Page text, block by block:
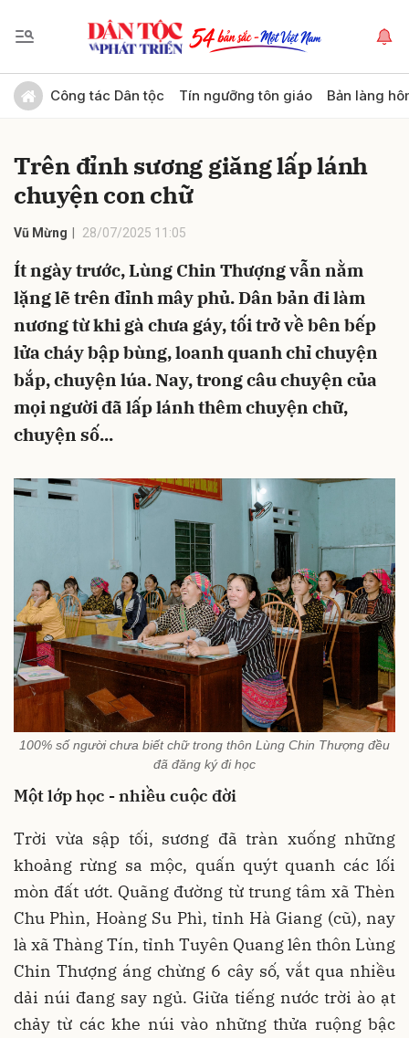
Công tác Dân tộc Tín ngưỡng tôn giáo Bản làng
Trên đỉnh sương giăng lấp lánh
chuyện con chữ
Vũ Mừng 28/07/2025 11:05
Ít ngày trước, Lùng Chin Thượng vẫn nằm
lặng lẽ trên đỉnh mây phủ. Dân bản đi làm
nương từ khi gà chưa gáy, tối trở về bên bếp
lửa cháy bập bùng, loanh quanh chỉ chuyện
bắp, chuyện lúa. Nay, trong câu chuyện của
mọi người đã lấp lánh thêm chuyện chữ,
chuyện số...
100% số người chưa biết chữ trong thôn Lùng Chin Thượng đều
đã đăng ký đi học
Một lớp học - nhiều cuộc đời
Trời vừa sập tối, sương đã tràn xuống những
khoảng rừng sa mộc, quấn quýt quanh các lối
mòn đất ướt. Quãng đường từ trung tâm xã Thèn
Chu Phìn, Hoàng Su Phì, tỉnh Hà Giang (cũ), nay
là xã Thàng Tín, tỉnh Tuyên Quang lên thôn Lùng
Chin Thượng áng chừng 6 cây số, vắt qua nhiều
dải núi đang say ngủ. Giữa tiếng nước trời ào ạt
chảy từ các khe núi vào những thửa ruộng bậc
Gửi bình luận
Hủy Gửi